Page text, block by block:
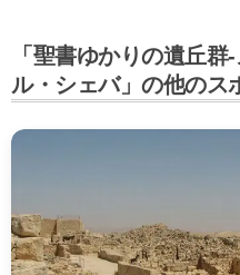
「聖書ゆかりの遺丘
ル・シェバ」の他のス